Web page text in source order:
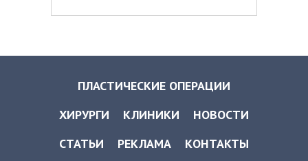
ПЛАСТИЧЕСКИЕ ОПЕРАЦИИ
ХИРУРГИ
КЛИНИКИ
НОВОСТИ
СТАТЬИ
РЕКЛАМА КОНТАКТЫ